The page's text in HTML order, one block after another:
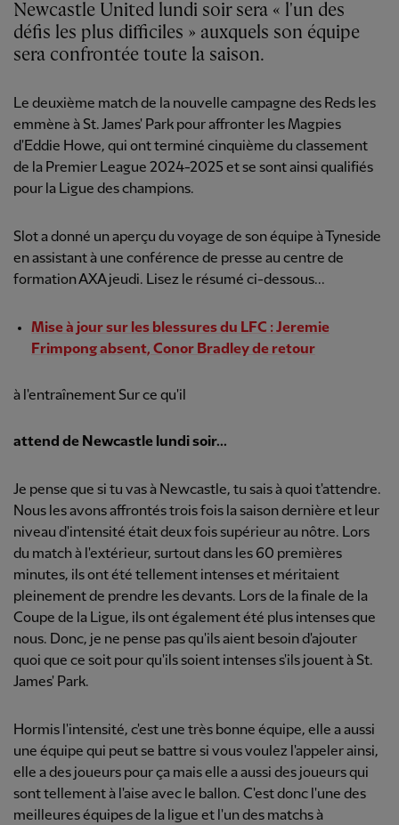
Newcastle United lundi soir sera « l'un des
défis les plus difficiles » auxquels son équipe
sera confrontée toute la saison.
Le deuxième match de la nouvelle campagne des Reds les
emmène à St. James' Park pour affronter les Magpies
d'Eddie Howe, qui ont terminé cinquième du classement
de la Premier League 2024-2025 et se sont ainsi qualifiés
pour la Ligue des champions.
Slot a donné un aperçu du voyage de son équipe à Tyneside
en assistant à une conférence de presse au centre de
formation AXA jeudi. Lisez le résumé ci-dessous...
Mise à jour sur les blessures du LFC : Jeremie
Frimpong absent, Conor Bradley de retour
à l'entraînement Sur ce qu'il
attend de Newcastle lundi soir...
Je pense que si tu vas à Newcastle, tu sais à quoi t'attendre.
Nous les avons affrontés trois fois la saison dernière et leur
niveau d'intensité était deux fois supérieur au nôtre. Lors
du match à l'extérieur, surtout dans les 60 premières
minutes, ils ont été tellement intenses et méritaient
pleinement de prendre les devants. Lors de la finale de la
Coupe de la Ligue, ils ont également été plus intenses que
nous. Donc, je ne pense pas qu'ils aient besoin d'ajouter
quoi que ce soit pour qu'ils soient intenses s'ils jouent à St.
James' Park.
Hormis l'intensité, c'est une très bonne équipe, elle a aussi
une équipe qui peut se battre si vous voulez l'appeler ainsi,
elle a des joueurs pour ça mais elle a aussi des joueurs qui
sont tellement à l'aise avec le ballon. C'est donc l'une des
meilleures équipes de la ligue et l'un des matchs à